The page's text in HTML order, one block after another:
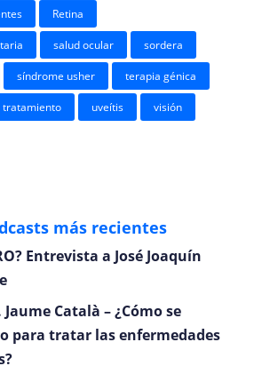
Retina
salud ocular sordera
síndrome usher terapia génica
tratamiento uveítis visión
más recientes
Entrevista a José Joaquín
Català – ¿Cómo se
para tratar las enfermedades